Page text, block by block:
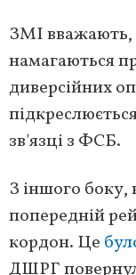
ЗМІ вважають,
намагаються
диверсійних
зв'язці з ФСБ.
З іншого боку,
попередній
кордон. Це
ДШРГ